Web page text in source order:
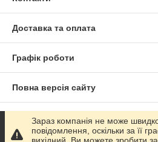
Доставка та оплата
Графік роботи
Повна версія сайту
Сайт створено на маркетплейсі
Зараз компанія не може
повідомлення, оскільки за її